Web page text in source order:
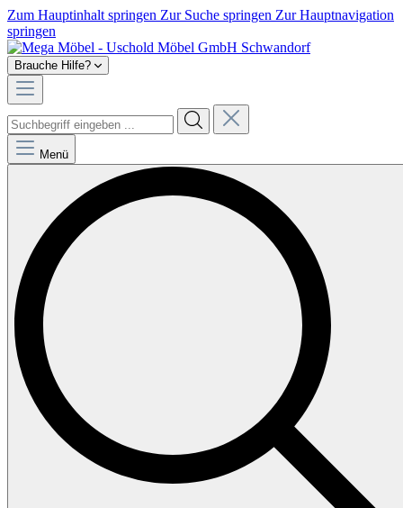
Zum Hauptinhalt springen Zur Suche springen Zur Hauptnavigation
springen
Brauche Hilfe?
Menü